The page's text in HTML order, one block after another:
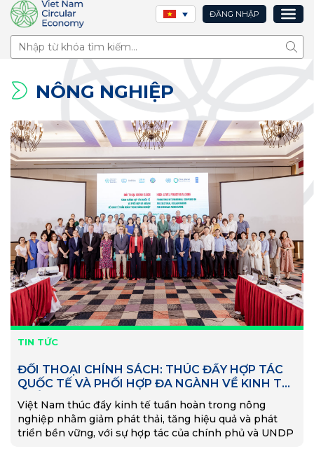
ĐĂNG NHẬP
Tìm
NÔNG NGHIỆP
TIN TỨC
ĐỐI THOẠI CHÍNH SÁCH: THÚC ĐẨY HỢP TÁC
QUỐC TẾ VÀ PHỐI HỢP ĐA NGÀNH VỀ KINH TẾ
TUẦN HOÀN TRONG NÔNG NGHIỆP
Việt Nam thúc đẩy kinh tế tuần hoàn trong nông
nghiệp nhằm giảm phát thải, tăng hiệu quả và phát
triển bền vững, với sự hợp tác của chính phủ và UNDP